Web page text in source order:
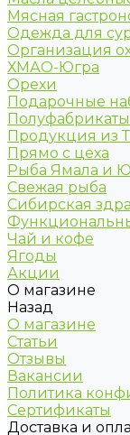
Мясная
Одежда для
Организация
ХМАО-Югра
Орехи
Подарочные
Полуфабрикаты
Продукция из
Прямо с цеха
Рыба Ямала и
Свежая рыба
Сибирская
Чай и кофе
Ягоды
Акции
О магазине
Назад
О магазине
Статьи
Отзывы
Вакансии
Политика
Сертификаты
Доставка и